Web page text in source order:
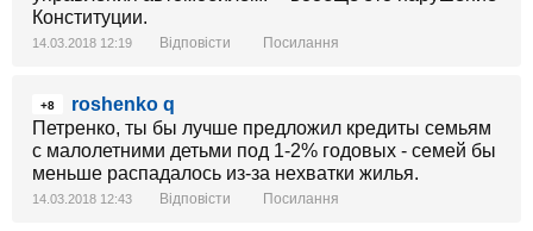
Конституции.
14.03.2018 12:19 Відповісти Посилання
+8
roshenko q
Петренко, ты бы лучше предложил кредиты семьям
с малолетними детьми под 1-2% годовых - семей бы
меньше распадалось из-за нехватки жилья.
14.03.2018 12:43 Відповісти Посилання